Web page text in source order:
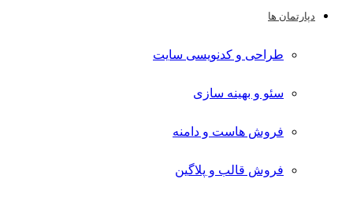
دپارتمان ها
طراحی و کدنویسی سایت
سئو و بهینه سازی
فروش هاست و دامنه
فروش قالب و پلاگین